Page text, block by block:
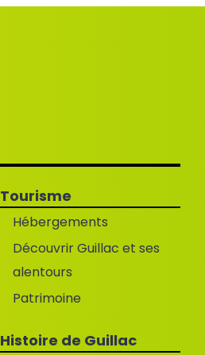
Tourisme
Hébergements
Découvrir Guillac et ses
alentours
Patrimoine
Histoire de Guillac